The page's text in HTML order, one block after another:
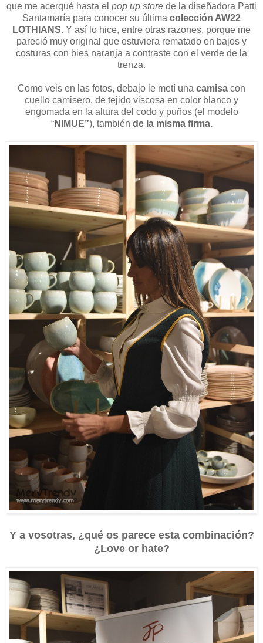
que me acerqué hasta el pop up store de la diseñadora Patti
Santamaría para conocer su última colección AW22
LOTHIANS. Y así lo hice, entre otras razones, porque me
pareció muy original que estuviera rematado en bajos y
costuras con bies naranja a contraste con el verde de la
trenza.
Como veis en las fotos, debajo le metí una camisa con
cuello camisero, de tejido viscosa en color blanco y
engomada en la altura del codo y puños (el modelo
“NIMUE”), también de la misma firma.
Y a vosotras, ¿qué os parece esta combinación?
¿Love or hate?